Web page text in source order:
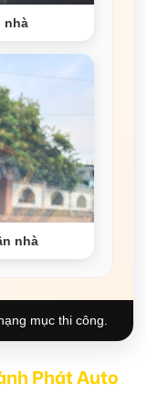
nhà
nhà
mục thi công.
Phát Auto